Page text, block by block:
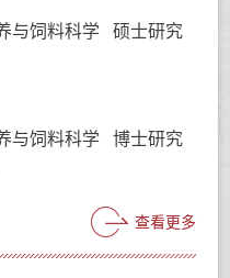
与饲料科学 硕士研究
与饲料科学 博士研究
查看更多